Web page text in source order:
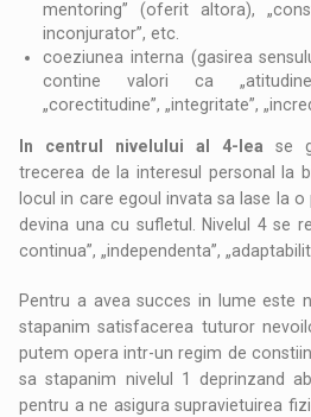
mentoring” (oferit altora),
inconjurator”, etc.
coeziunea interna (gasirea
contine valori ca
„corectitudine”, „integritate”,
In centrul nivelului al 4-lea se
trecerea de la interesul personal la
locul in care egoul invata sa lase la
devina una cu sufletul. Nivelul 4 se
continua”, „independenta”,
Pentru a avea succes in lume este
stapanim satisfacerea tuturor
putem opera intr-un regim de
sa stapanim nivelul 1 deprinzand
pentru a ne asigura supravietuirea